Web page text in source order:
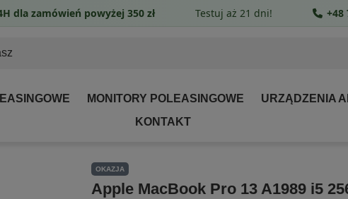
MONITORY POLEASINGOWE URZĄDZENIA
KONTAKT
OKAZJA
Apple MacBook Pro 13 A1989 i5
dla zamówień powyżej 350 zł Testuj aż 21 dni! +48